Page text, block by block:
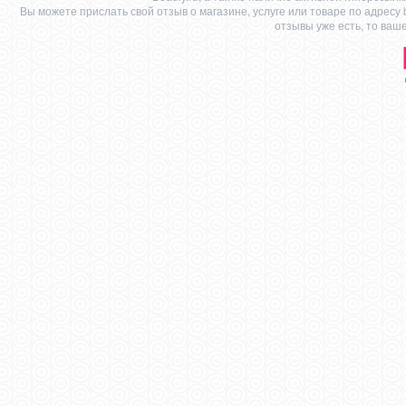
Вы можете прислать свой отзыв о магазине, услуге или товаре по адресу
отзывы уже есть, то